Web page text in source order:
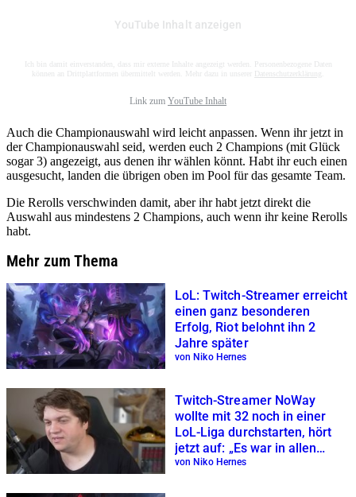
YouTube Inhalt anzeigen
Ich bin damit einverstanden, dass mir externe Inhalte angezeigt werden. Personenbezogene Daten
können an Drittplattformen übermittelt werden. Mehr dazu in unserer Datenschutzerklärung
Link zum YouTube Inhalt
Auch die Championauswahl wird leicht anpassen. Wenn ihr jetzt in
der Championauswahl seid, werden euch 2 Champions (mit Glück
sogar 3) angezeigt, aus denen ihr wählen könnt. Habt ihr euch einen
ausgesucht, landen die übrigen oben im Pool für das gesamte Team.
Die Rerolls verschwinden damit, aber ihr habt jetzt direkt die
Auswahl aus mindestens 2 Champions, auch wenn ihr keine Rerolls
habt.
Mehr zum Thema
LoL: Twitch-Streamer erreicht
einen ganz besonderen
Erfolg, Riot belohnt ihn 2
Jahre später
von Niko Hernes
Twitch-Streamer NoWay
wollte mit 32 noch in einer
LoL-Liga durchstarten, hört
jetzt auf: „Es war in allen
Bereichen ein Fehler“
von Niko Hernes